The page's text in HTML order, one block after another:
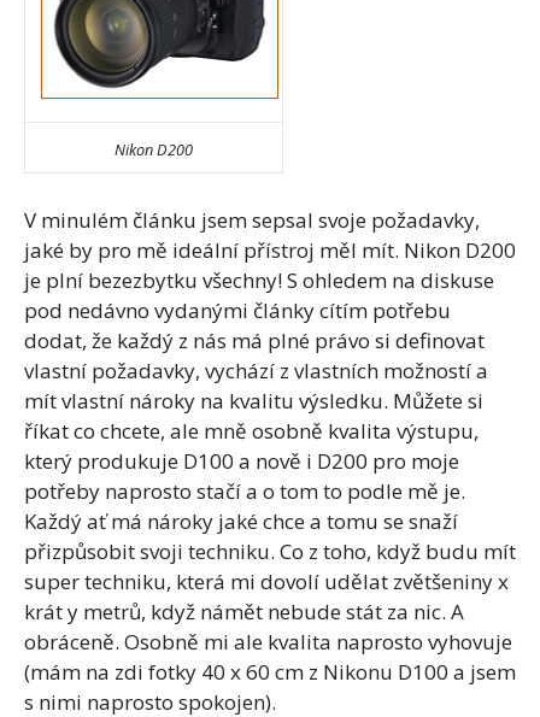
Nikon D200
V minulém článku jsem sepsal svoje požadavky,
jaké by pro mě ideální přístroj měl mít. Nikon D200
je plní bezezbytku všechny! S ohledem na diskuse
pod nedávno vydanými články cítím potřebu
dodat, že každý z nás má plné právo si definovat
vlastní požadavky, vychází z vlastních možností a
mít vlastní nároky na kvalitu výsledku. Můžete si
říkat co chcete, ale mně osobně kvalita výstupu,
který produkuje D100 a nově i D200 pro moje
potřeby naprosto stačí a o tom to podle mě je.
Každý ať má nároky jaké chce a tomu se snaží
přizpůsobit svoji techniku. Co z toho, když budu mít
super techniku, která mi dovolí udělat zvětšeniny x
krát y metrů, když námět nebude stát za nic. A
obráceně. Osobně mi ale kvalita naprosto vyhovuje
(mám na zdi fotky 40 x 60 cm z Nikonu D100 a jsem
s nimi naprosto spokojen).